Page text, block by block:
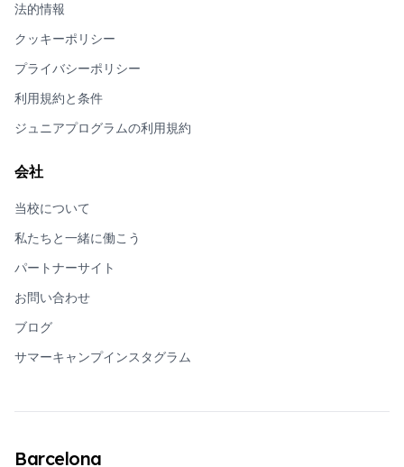
法的情報
クッキーポリシー
プライバシーポリシー
利用規約と条件
ジュニアプログラムの利用規約
会社
当校について
私たちと一緒に働こう
パートナーサイト
お問い合わせ
ブログ
サマーキャンプインスタグラム
Barcelona